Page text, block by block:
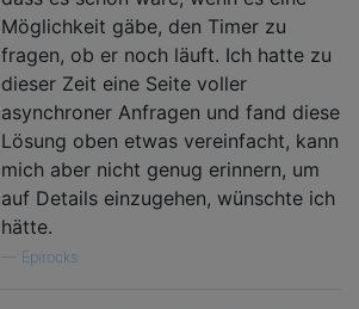
Möglichkeit gäbe, den Timer zu
fragen, ob er noch läuft. Ich hatte zu
dieser Zeit eine Seite voller
asynchroner Anfragen und fand diese
Lösung oben etwas vereinfacht, kann
mich aber nicht genug erinnern, um
auf Details einzugehen, wünschte ich
hätte.
Epirocks